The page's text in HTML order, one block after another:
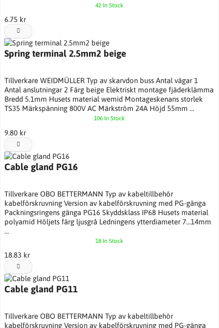
42 In Stock
6.75 kr
Spring terminal 2.5mm2 beige
Tillverkare WEIDMÜLLER Typ av skarvdon buss Antal vägar 1
Antal anslutningar 2 Färg beige Elektriskt montage fjäderklämma
Bredd 5.1mm Husets material wemid Montageskenans storlek
TS35 Märkspänning 800V AC Märkström 24A Höjd 55mm …
106 In Stock
9.80 kr
Cable gland PG16
Tillverkare OBO BETTERMANN Typ av kabeltillbehör
kabelförskruvning Version av kabelförskruvning med PG-gänga
Packningsringens gänga PG16 Skyddsklass IP68 Husets material
polyamid Höljets färg ljusgrå Ledningens ytterdiameter 7...14mm
…
18 In Stock
18.83 kr
Cable gland PG11
Tillverkare OBO BETTERMANN Typ av kabeltillbehör
kabelförskruvning Version av kabelförskruvning med PG-gänga